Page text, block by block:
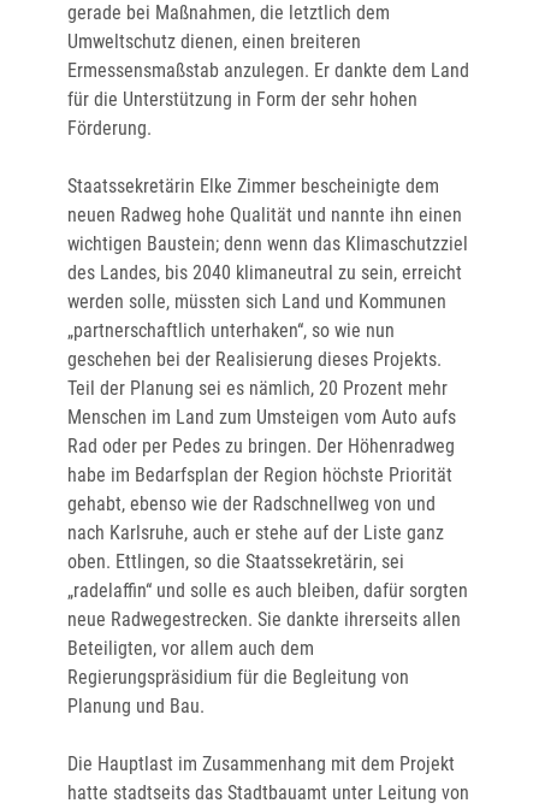
gerade bei Maßnahmen, die letztlich dem
Umweltschutz dienen, einen breiteren
Ermessensmaßstab anzulegen. Er dankte dem Land
für die Unterstützung in Form der sehr hohen
Förderung.
Staatssekretärin Elke Zimmer bescheinigte dem
neuen Radweg hohe Qualität und nannte ihn einen
wichtigen Baustein; denn wenn das Klimaschutzziel
des Landes, bis 2040 klimaneutral zu sein, erreicht
werden solle, müssten sich Land und Kommunen
„partnerschaftlich unterhaken“, so wie nun
geschehen bei der Realisierung dieses Projekts.
Teil der Planung sei es nämlich, 20 Prozent mehr
Menschen im Land zum Umsteigen vom Auto aufs
Rad oder per Pedes zu bringen. Der Höhenradweg
habe im Bedarfsplan der Region höchste Priorität
gehabt, ebenso wie der Radschnellweg von und
nach Karlsruhe, auch er stehe auf der Liste ganz
oben. Ettlingen, so die Staatssekretärin, sei
„radelaffin“ und solle es auch bleiben, dafür sorgten
neue Radwegestrecken. Sie dankte ihrerseits allen
Beteiligten, vor allem auch dem
Regierungspräsidium für die Begleitung von
Planung und Bau.
Die Hauptlast im Zusammenhang mit dem Projekt
hatte stadtseits das Stadtbauamt unter Leitung von